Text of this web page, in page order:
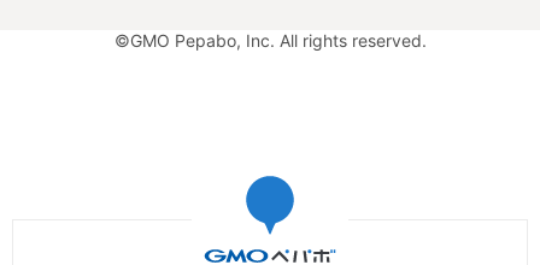
©GMO Pepabo, Inc. All rights reserved.